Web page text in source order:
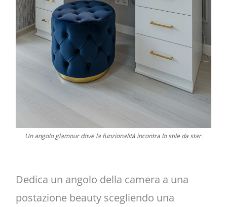
Un angolo glamour dove la funzionalità incontra lo stile da star.
Dedica un angolo della camera a una
postazione beauty scegliendo una